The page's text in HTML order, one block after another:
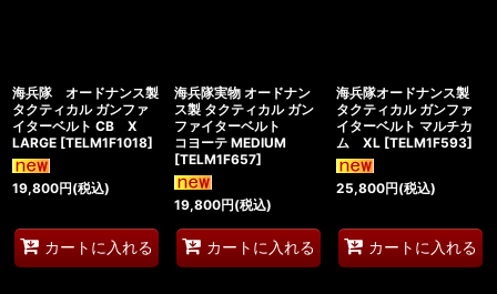
海兵隊 オードナンス製
タクティカル ガンファ
イターベルト CB X
LARGE [TELM1F1018]
19,800円(税込)
カートに入れる
海兵隊実物 オードナン
ス製 タクティカル ガン
ファイターベルト
コヨーテ MEDIUM
[TELM1F657]
19,800円(税込)
カートに入れる
海兵隊オードナンス製
タクティカル ガンファ
イターベルト マルチカ
ム XL [TELM1F593]
25,800円(税込)
カートに入れる